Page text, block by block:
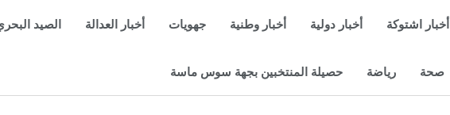
أخبار اشتوكة أخبار دولية أخبار وطنية جهويات أخبار العدالة الصيد
صحة رياضة حصيلة المنتخبين بجهة سوس ماسة